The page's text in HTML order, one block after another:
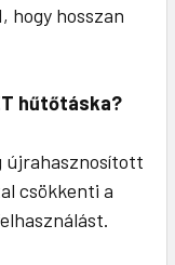
hogy hosszan
hűtőtáska?
újrahasznosított
csökkenti a